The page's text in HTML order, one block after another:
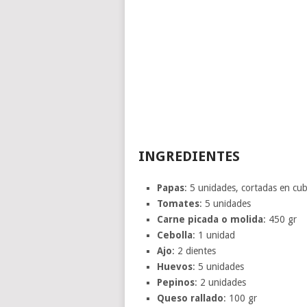
INGREDIENTES
Papas: 5 unidades, cortadas en
Tomates: 5 unidades
Carne picada o molida: 450 gr
Cebolla: 1 unidad
Ajo: 2 dientes
Huevos: 5 unidades
Pepinos: 2 unidades
Queso rallado: 100 gr